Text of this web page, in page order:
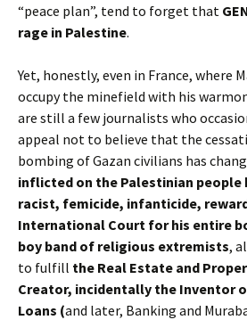
“peace plan”, tend to forget that
rage in Palestine.
Yet, honestly, even in France, where
occupy the minefield with his
are still a few journalists who
appeal not to believe that the
bombing of Gazan civilians has
inflicted on the Palestinian people
racist, femicide, infanticide,
International Court for his entire
boy band of religious extremists,
to fulfill the Real Estate and
Creator, incidentally the Inventor
Loans (and later, Banking and